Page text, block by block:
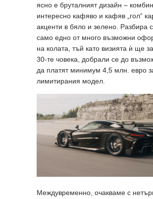
ясно е бруталният дизайн –
интересно кафяво и кафяв „гол“
акценти в бяло и зелено. Разбира
само едно от много възможни
на колата, тъй като визията ѝ ще
30-те човека, добрали се до
да платят минимум 4,5 млн. евро
лимитирания модел.
Междувременно, очакваме с